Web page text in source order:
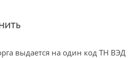
выдается на один код ТН ВЭД